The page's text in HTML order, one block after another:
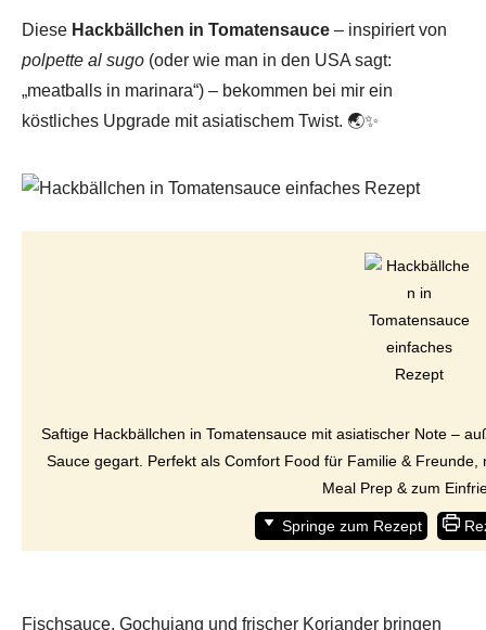
Diese Hackbällchen in Tomatensauce – inspiriert von
polpette al sugo (oder wie man in den USA sagt:
„meatballs in marinara“) – bekommen bei mir ein
köstliches Upgrade mit asiatischem Twist. 🌏✨
Saftige Hackbällchen in Tomatensauce mit asiatischer Note –
Sauce gegart. Perfekt als Comfort Food für Familie &
Meal Prep & zum
Springe zum Rezept
Fischsauce, Gochujang und frischer Koriander bringen